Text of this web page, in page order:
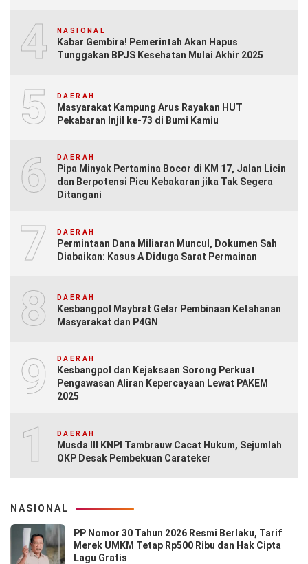
4 NASIONAL
Kabar Gembira! Pemerintah Akan Hapus
Tunggakan BPJS Kesehatan Mulai Akhir 2025
5 DAERAH
Masyarakat Kampung Arus Rayakan HUT
Pekabaran Injil ke-73 di Bumi Kamiu
6 DAERAH
Pipa Minyak Pertamina Bocor di KM 17, Jalan Licin
dan Berpotensi Picu Kebakaran jika Tak Segera
Ditangani
7 DAERAH
Permintaan Dana Miliaran Muncul, Dokumen Sah
Diabaikan: Kasus A Diduga Sarat Permainan
8 DAERAH
Kesbangpol Maybrat Gelar Pembinaan Ketahanan
Masyarakat dan P4GN
9 DAERAH
Kesbangpol dan Kejaksaan Sorong Perkuat
Pengawasan Aliran Kepercayaan Lewat PAKEM
2025
10DAERAH
Musda III KNPI Tambrauw Cacat Hukum, Sejumlah
OKP Desak Pembekuan Carateker
NASIONAL
PP Nomor 30 Tahun 2026 Resmi Berlaku, Tarif
Merek UMKM Tetap Rp500 Ribu dan Hak Cipta
Lagu Gratis